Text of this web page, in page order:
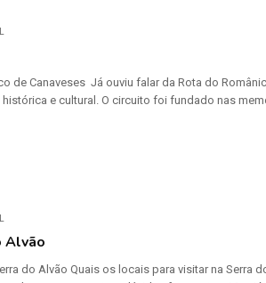
de Canaveses Já ouviu falar da Rota do
e cultural. O circuito foi fundado nas
Alvão
do Alvão Quais os locais para visitar na Serra